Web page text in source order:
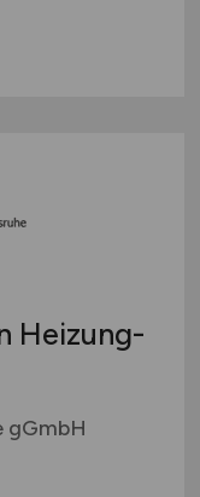
Heizung-
gGmbH